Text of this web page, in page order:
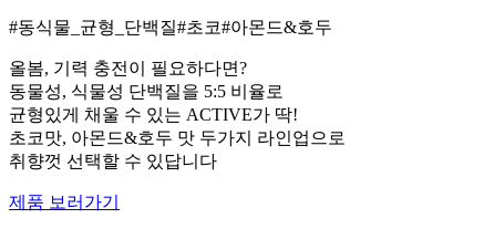
#동식물_균형_단백질#초코#아몬드&호두
올봄, 기력 충전이 필요하다면?
동물성, 식물성 단백질을 5:5 비율로
균형있게 채울 수 있는 ACTIVE가 딱!
초코맛, 아몬드&호두 맛 두가지 라인업으로
취향껏 선택할 수 있답니다
제품 보러가기